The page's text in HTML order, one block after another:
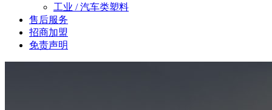
工业 / 汽车类塑料
售后服务
招商加盟
免责声明